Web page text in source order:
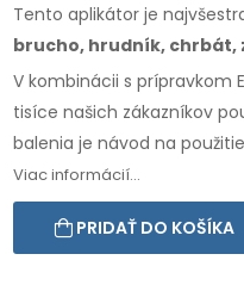
Tento aplikátor je
brucho, hrudník, chrbát,
V kombinácii s prípravkom
tisíce našich zákazníkov
balenia je návod na použitie
Viac informácií...
PRIDAŤ DO KOŠÍKA